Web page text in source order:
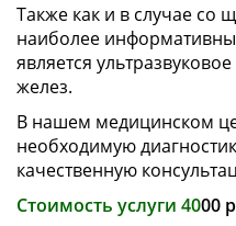
Также как и в случае со
наиболее
является
желез.
В нашем медицинском
необходимую
качественную
Стоимость услуги 4000